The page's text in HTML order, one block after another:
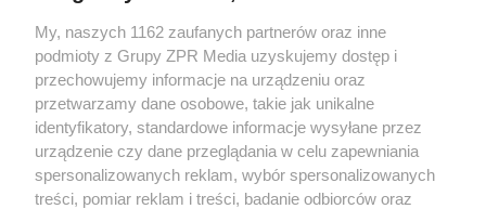
My, naszych 1162 zaufanych partnerów oraz inne
podmioty z Grupy ZPR Media uzyskujemy dostęp i
przechowujemy informacje na urządzeniu oraz
przetwarzamy dane osobowe, takie jak unikalne
identyfikatory, standardowe informacje wysyłane przez
urządzenie czy dane przeglądania w celu zapewniania
spersonalizowanych reklam, wybór spersonalizowanych
treści, pomiar reklam i treści, badanie odbiorców oraz